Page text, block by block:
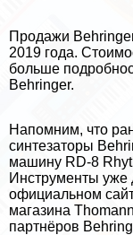
Продажи
2019 года.
больше
Behringer.
Напомним, что
синтезаторы
машину RD-8
Инструменты уже
официальном
магазина
партнёров